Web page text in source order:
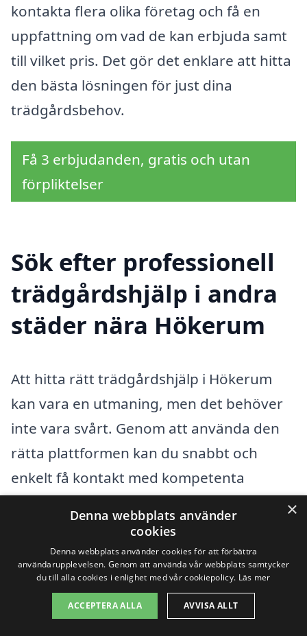
kontakta flera olika företag och få en
uppfattning om vad de kan erbjuda samt
till vilket pris. Det gör det enklare att hitta
den bästa lösningen för just dina
trädgårdsbehov.
Få 3 erbjudanden, gratis och utan
förpliktelser
Sök efter professionell
trädgårdshjälp i andra
städer nära Hökerum
Att hitta rätt trädgårdshjälp i Hökerum
kan vara en utmaning, men det behöver
inte vara svårt. Genom att använda den
rätta plattformen kan du snabbt och
enkelt få kontakt med kompetenta
trädgårdsföretag i området. Vår hemsida,
xn--trdgrdshjlp-pris-wnbhn.se, gör det
möjligt för dig att jämföra olika företag
och deras erbjudanden. Här kan du få
flera erbjudanden och välja det som
passar din trädgård och din budget bäst.
×
Denna webbplats använder
cookies
Denna webbplats använder cookies för att förbättra
användarupplevelsen. Genom att använda vår webbplats samtycker
du till alla cookies i enlighet med vår cookiepolicy. Läs mer
ACCEPTERA ALLA AVVISA ALLT